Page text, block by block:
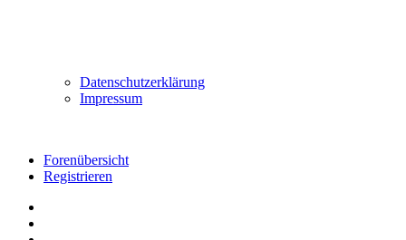
Datenschutzerklärung
Impressum
Forenübersicht
Registrieren